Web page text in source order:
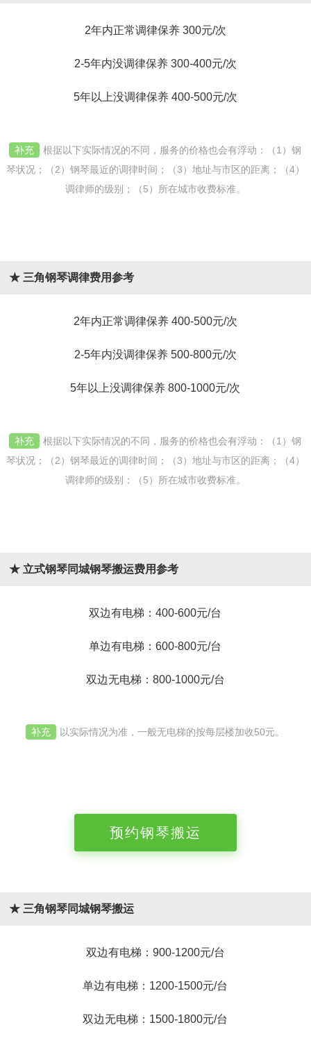
2年内正常调律保养 300元/次
2-5年内没调律保养 300-400元/次
5年以上没调律保养 400-500元/次
补充
根据以下实际情况的不同，服务的价格也会有浮动：（1）钢
琴状况；（2）钢琴最近的调律时间；（3）地址与市区的距离；（4）
调律师的级别；（5）所在城市收费标准。
★ 三角钢琴调律费用参考
2年内正常调律保养 400-500元/次
2-5年内没调律保养 500-800元/次
5年以上没调律保养 800-1000元/次
补充
根据以下实际情况的不同，服务的价格也会有浮动：（1）钢
琴状况；（2）钢琴最近的调律时间；（3）地址与市区的距离；（4）
调律师的级别；（5）所在城市收费标准。
★ 立式钢琴同城钢琴搬运费用参考
双边有电梯：400-600元/台
单边有电梯：600-800元/台
双边无电梯：800-1000元/台
补充 以实际情况为准，一般无电梯的按每层楼加收50元。
预约钢琴搬运
★ 三角钢琴同城钢琴搬运
双边有电梯：900-1200元/台
单边有电梯：1200-1500元/台
双边无电梯：1500-1800元/台